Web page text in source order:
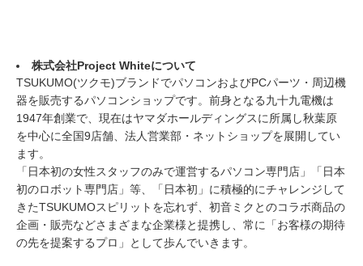
株式会社Project Whiteについて
TSUKUMO(ツクモ)ブランドでパソコンおよびPCパーツ・周辺機
器を販売するパソコンショップです。前身となる九十九電機は
1947年創業で、現在はヤマダホールディングスに所属し秋葉原
を中心に全国9店舗、法人営業部・ネットショップを展開してい
ます。
「日本初の女性スタッフのみで運営するパソコン専門店」「日本
初のロボット専門店」等、「日本初」に積極的にチャレンジして
きたTSUKUMOスピリットを忘れず、初音ミクとのコラボ商品の
企画・販売などさまざまな企業様と提携し、常に「お客様の期待
の先を提案するプロ」として歩んでいきます。